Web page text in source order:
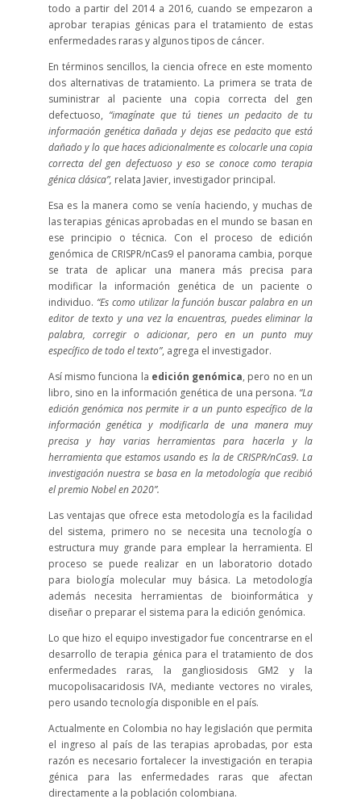
todo a partir del 2014 a 2016, cuando se empezaron a
aprobar terapias génicas para el tratamiento de estas
enfermedades raras y algunos tipos de cáncer.
En términos sencillos, la ciencia ofrece en este momento
dos alternativas de tratamiento. La primera se trata de
suministrar al paciente una copia correcta del gen
defectuoso, “imagínate que tú tienes un pedacito de tu
información genética dañada y dejas ese pedacito que está
dañado y lo que haces adicionalmente es colocarle una copia
correcta del gen defectuoso y eso se conoce como terapia
génica clásica”, relata Javier, investigador principal.
Esa es la manera como se venía haciendo, y muchas de
las terapias génicas aprobadas en el mundo se basan en
ese principio o técnica. Con el proceso de edición
genómica de CRISPR/nCas9 el panorama cambia, porque
se trata de aplicar una manera más precisa para
modificar la información genética de un paciente o
individuo. “Es como utilizar la función buscar palabra en un
editor de texto y una vez la encuentras, puedes eliminar la
palabra, corregir o adicionar, pero en un punto muy
específico de todo el texto”, agrega el investigador.
Así mismo funciona la edición genómica, pero no en un
libro, sino en la información genética de una persona. “La
edición genómica nos permite ir a un punto específico de la
información genética y modificarla de una manera muy
precisa y hay varias herramientas para hacerla y la
herramienta que estamos usando es la de CRISPR/nCas9. La
investigación nuestra se basa en la metodología que recibió
el premio Nobel en 2020”.
Las ventajas que ofrece esta metodología es la facilidad
del sistema, primero no se necesita una tecnología o
estructura muy grande para emplear la herramienta. El
proceso se puede realizar en un laboratorio dotado
para biología molecular muy básica. La metodología
además necesita herramientas de bioinformática y
diseñar o preparar el sistema para la edición genómica.
Lo que hizo el equipo investigador fue concentrarse en el
desarrollo de terapia génica para el tratamiento de dos
enfermedades raras, la gangliosidosis GM2 y la
mucopolisacaridosis IVA, mediante vectores no virales,
pero usando tecnología disponible en el país.
Actualmente en Colombia no hay legislación que permita
el ingreso al país de las terapias aprobadas, por esta
razón es necesario fortalecer la investigación en terapia
génica para las enfermedades raras que afectan
directamente a la población colombiana.